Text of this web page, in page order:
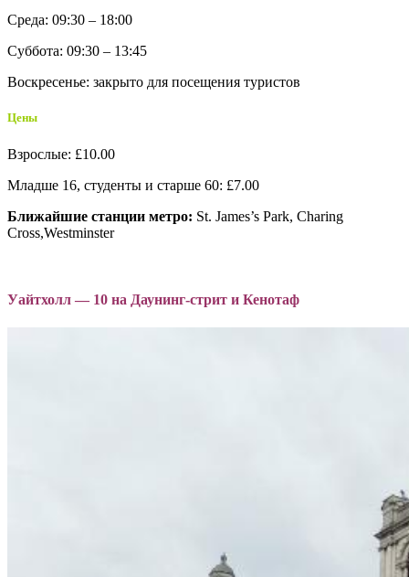
Среда: 09:30 – 18:00
Суббота: 09:30 – 13:45
Воскресенье: закрыто для посещения туристов
Цены
Взрослые: £10.00
Младше 16, студенты и старше 60: £7.00
Ближайшие станции метро: St. James’s Park, Charing
Cross,Westminster
Уайтхолл — 10 на Даунинг-стрит и Кенотаф